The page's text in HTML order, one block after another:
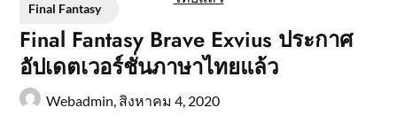
Final Fantasy
Final Fantasy Brave Exvius ประกาศ
อัปเดตเวอร์ชั่นภาษาไทยแล้ว
Webadmin, สิงหาคม 4, 2020